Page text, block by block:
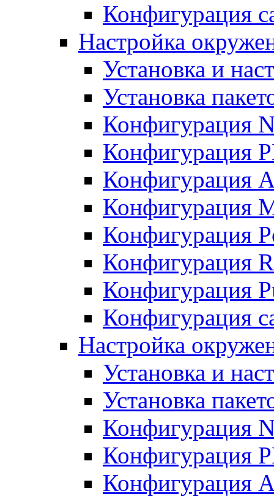
Конфигурация
Настройка
Установка и
Установка
Конфигурация
Конфигурация
Конфигурация
Конфигурация
Конфигурация
Конфигурация
Конфигурация
Конфигурация
Настройка
Установка и
Установка
Конфигурация
Конфигурация
Конфигурация